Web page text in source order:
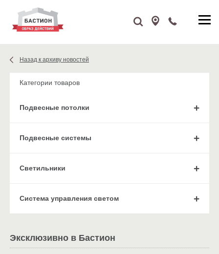
Назад к архиву новостей
Категории товаров
Подвесные потолки
Подвесные системы
Cветильники
Система управления светом
Эксклюзивно в Бастион